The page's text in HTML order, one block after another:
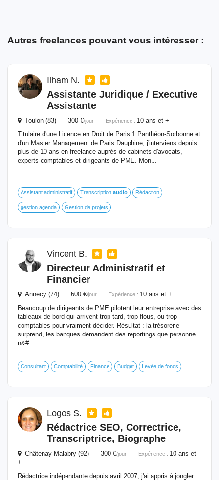
Autres freelances pouvant vous intéresser :
Ilham N.
Assistante Juridique / Executive
Assistante
Toulon (83) 300 €/jour Expérience : 10 ans et +
Titulaire d'une Licence en Droit de Paris 1 Panthéon-Sorbonne et
d'un Master Management de Paris Dauphine, j'interviens depuis
plus de 10 ans en freelance auprès de cabinets d'avocats,
experts-comptables et dirigeants de PME. Mon...
Assistant administratif Transcription audio Rédaction
gestion agenda Gestion de projets
Vincent B.
Directeur Administratif et
Financier
Annecy (74) 600 €/jour Expérience : 10 ans et +
Beaucoup de dirigeants de PME pilotent leur entreprise avec des
tableaux de bord qui arrivent trop tard, trop flous, ou trop
comptables pour vraiment décider. Résultat : la trésorerie
surprend, les banques demandent des reportings que personne
n&#...
Consultant Comptabilité Finance Budget Levée de fonds
Logos S.
Rédactrice SEO, Correctrice,
Transcriptrice, Biographe
Châtenay-Malabry (92) 300 €/jour Expérience : 10 ans et
+
Rédactrice indépendante depuis avril 2007, j'ai appris à jongler